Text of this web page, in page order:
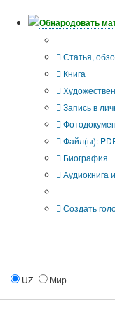
Обнародовать
Статья,
Книга
Запись в
Файл(ы):
Биография
Аудиокнига
Создать
UZ Мир